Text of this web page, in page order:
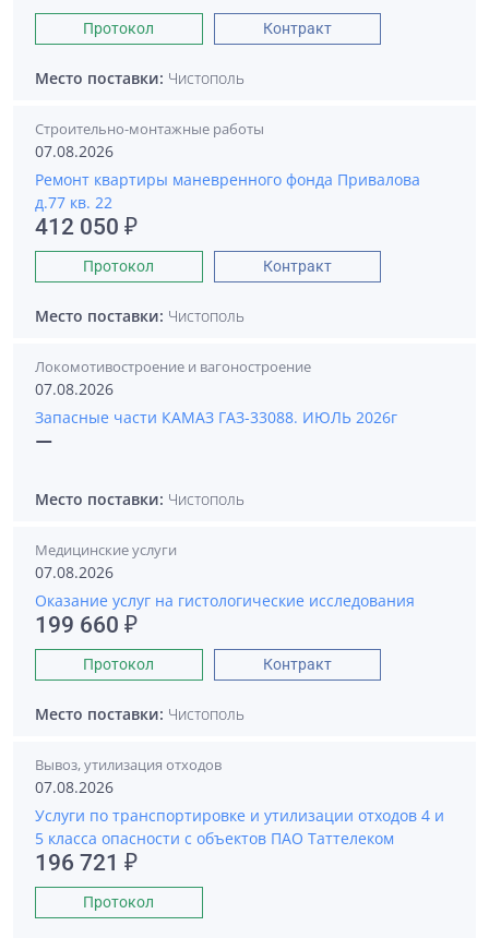
Протокол Контракт
Место поставки: Чистополь
Строительно-монтажные работы
07.08.2026
Ремонт квартиры маневренного фонда Привалова
д.77 кв. 22
412 050 ₽
Протокол Контракт
Место поставки: Чистополь
Локомотивостроение и вагоностроение
07.08.2026
Запасные части КАМАЗ ГАЗ-33088. ИЮЛЬ 2026г
—
Место поставки: Чистополь
Медицинские услуги
07.08.2026
Оказание услуг на гистологические исследования
199 660 ₽
Протокол Контракт
Место поставки: Чистополь
Вывоз, утилизация отходов
07.08.2026
Услуги по транспортировке и утилизации отходов 4 и
5 класса опасности с объектов ПАО Таттелеком
196 721 ₽
Протокол